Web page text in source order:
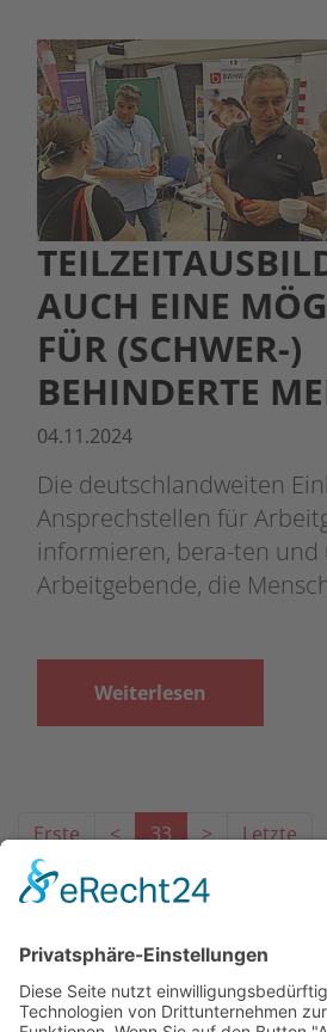
AUCH EINE
FÜR (SCHWER-)
BEHINDERTE
04.11.2024
Die deutschlandweiten
Ansprechstellen für
informieren, bera-ten
Arbeitgebende, die
Weiterlesen
Erste < 33 > Letzte
Das Projekt zur Implementierung
Ansprechstellen für Arbeitgeber
Hessen wird gefördert aus Mitteln
Integrationsamtes. Das Projekt